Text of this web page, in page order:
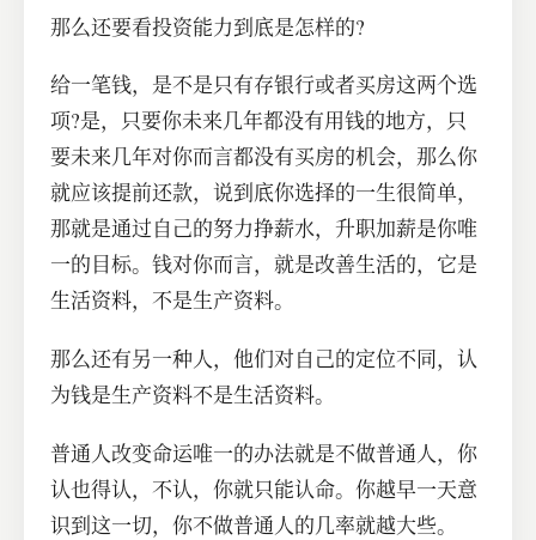
那么还要看投资能力到底是怎样的?
给一笔钱，是不是只有存银行或者买房这两个选
项?是，只要你未来几年都没有用钱的地方，只
要未来几年对你而言都没有买房的机会，那么你
就应该提前还款，说到底你选择的一生很简单，
那就是通过自己的努力挣薪水，升职加薪是你唯
一的目标。钱对你而言，就是改善生活的，它是
生活资料，不是生产资料。
那么还有另一种人，他们对自己的定位不同，认
为钱是生产资料不是生活资料。
普通人改变命运唯一的办法就是不做普通人，你
认也得认，不认，你就只能认命。你越早一天意
识到这一切，你不做普通人的几率就越大些。